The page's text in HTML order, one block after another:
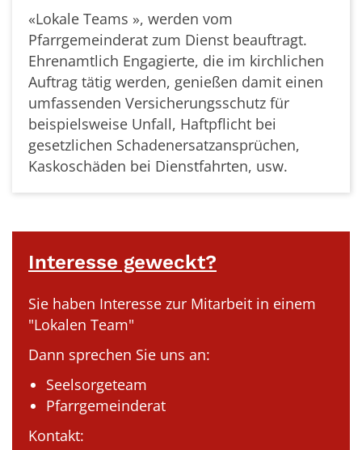
«Lokale Teams », werden vom
Pfarrgemeinderat zum Dienst beauftragt.
Ehrenamtlich Engagierte, die im kirchlichen
Auftrag tätig werden, genießen damit einen
umfassenden Versicherungsschutz für
beispielsweise Unfall, Haftpflicht bei
gesetzlichen Schadenersatzansprüchen,
Kaskoschäden bei Dienstfahrten, usw.
Interesse geweckt?
Sie haben Interesse zur Mitarbeit in einem
"Lokalen Team"
Dann sprechen Sie uns an:
Seelsorgeteam
Pfarrgemeinderat
Kontakt: